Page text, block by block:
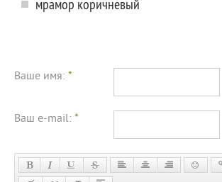
мрамор коричневый
Ваше имя: *
Ваш e-mail: *